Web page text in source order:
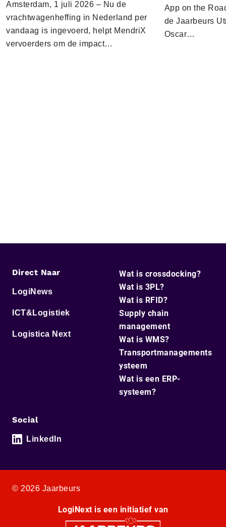
Amsterdam, 1 juli 2026 – Nu de
vrachtwagenheffing in Nederland per
vandaag is ingevoerd, helpt MendriX
vervoerders om de impact…
App on the
de Jaarbeurs
Oscar…
Direct Naar
LogiNews
ICT&Logistiek
Logistica Next
Wat is crossdocking?
Wat is 3PL?
Wat is RFID?
Supply chain
management
Wat is WMS?
Transportmanagements
ysteem
Wat is een ERP-
systeem?
Social
LinkedIn
© 2026 Jaarbeurs
LogiNext is een initiatief van